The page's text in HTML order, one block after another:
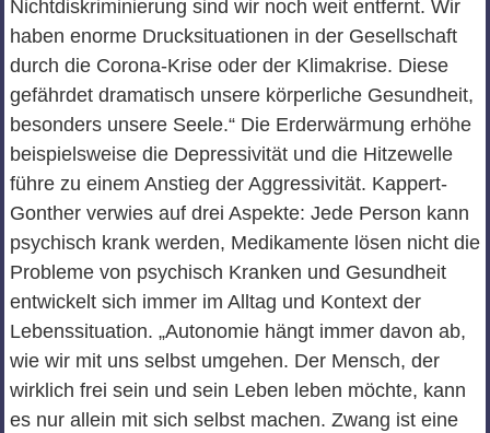
Nichtdiskriminierung sind wir noch weit entfernt. Wir
haben enorme Drucksituationen in der Gesellschaft
durch die Corona-Krise oder der Klimakrise. Diese
gefährdet dramatisch unsere körperliche Gesundheit,
besonders unsere Seele.“ Die Erderwärmung erhöhe
beispielsweise die Depressivität und die Hitzewelle
führe zu einem Anstieg der Aggressivität. Kappert-
Gonther verwies auf drei Aspekte: Jede Person kann
psychisch krank werden, Medikamente lösen nicht die
Probleme von psychisch Kranken und Gesundheit
entwickelt sich immer im Alltag und Kontext der
Lebenssituation. „Autonomie hängt immer davon ab,
wie wir mit uns selbst umgehen. Der Mensch, der
wirklich frei sein und sein Leben leben möchte, kann
es nur allein mit sich selbst machen. Zwang ist eine